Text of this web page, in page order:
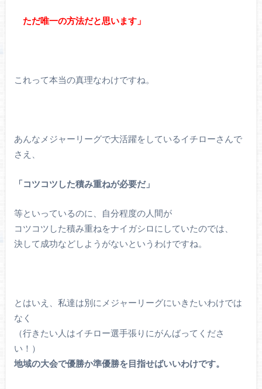
ただ唯一の方法だと思います」
これって本当の真理なわけですね。
あんなメジャーリーグで大活躍をしているイチローさんで
さえ、
「コツコツした積み重ねが必要だ」
等といっているのに、自分程度の人間が
コツコツした積み重ねをナイガシロにしていたのでは、
決して成功などしようがないというわけですね。
とはいえ、私達は別にメジャーリーグにいきたいわけでは
なく
（行きたい人はイチロー選手張りにがんばってくださ
い！）
地域の大会で優勝か準優勝を目指せばいいわけです。